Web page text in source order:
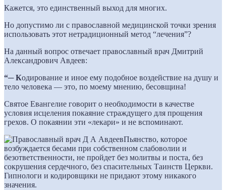
Кажется, это единственный выход для многих.
Но допустимо ли с православной медицинской точки зрения
использовать этот нетрадиционный метод “лечения”?
На данный вопрос отвечает православный врач Дмитрий
Александрович Авдеев:
“─ Кодирование и иное ему подобное воздействие на душу и
тело человека — это, по моему мнению, бесовщина!
Святое Евангелие говорит о необходимости в качестве
условия исцеления покаяние страждущего для прощения
грехов. О покаянии эти «лекари» и не вспоминают.
Пьянство, которое
возбуждается бесами при собственном слабоволии и
безответственности, не пройдет без молитвы и поста, без
сокрушения сердечного, без спасительных Таинств Церкви.
Гипнологи и кодировщики не придают этому никакого
значения.